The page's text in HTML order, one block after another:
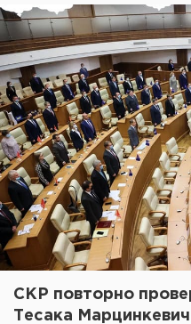
СКР повторно
Тесака